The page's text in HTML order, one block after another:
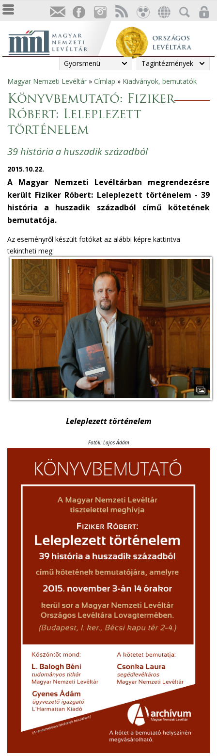
Gyorsmenü Tagintézmények
Jelenlegi
hely
Magyar Nemzeti Levéltár » Címlap » Kiadványok, bemutatók
Könyvbemutató: Fiziker
Róbert: Leleplezett
történelem
39 história a huszadik századból
2015.10.22.
A Magyar Nemzeti Levéltárban megrendezésre
került Fiziker Róbert: Leleplezett történelem - 39
história a huszadik századból című kötetének
bemutatója.
Az eseményről készült fotókat az alábbi képre kattintva
tekintheti meg:
Leleplezett történelem
Fotók: Lajos Ádám